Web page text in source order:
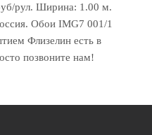
рул. Ширина: 1.00 м.
Обои IMG7 001/1
Флизелин есть в
позвоните нам!